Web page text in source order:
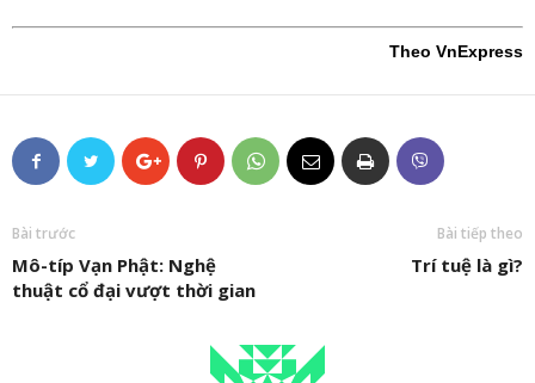
Theo VnExpress
Bài trước
Mô-típ Vạn Phật: Nghệ
thuật cổ đại vượt thời gian
Bài tiếp theo
Trí tuệ là gì?